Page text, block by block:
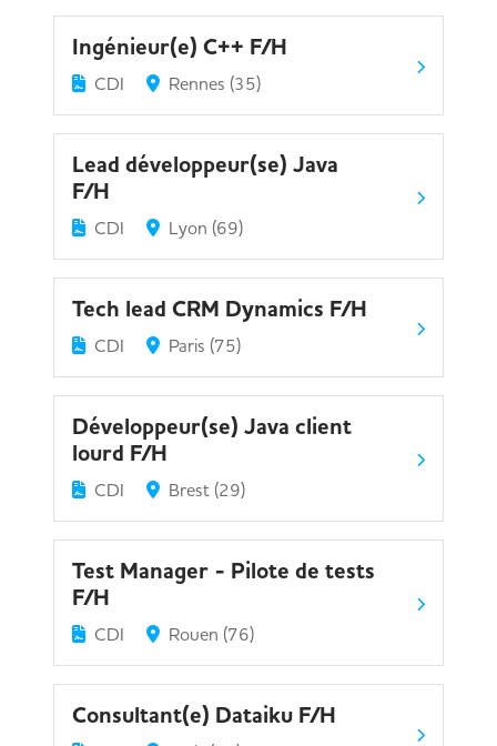
Ingénieur(e) C++ F/H
CDI Rennes (35)
Lead développeur(se) Java
F/H
CDI Lyon (69)
Tech lead CRM Dynamics F/H
CDI Paris (75)
Développeur(se) Java client
lourd F/H
CDI Brest (29)
Test Manager - Pilote de tests
F/H
CDI Rouen (76)
Consultant(e) Dataiku F/H